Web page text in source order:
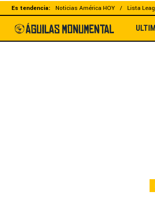
Es tendencia: Noticias América HOY Lista